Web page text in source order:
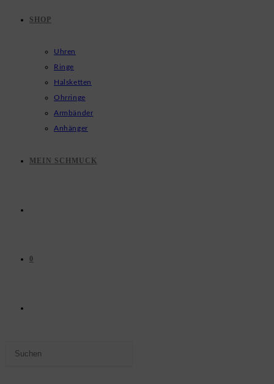
SHOP
Uhren
Ringe
Halsketten
Ohrringe
Armbänder
Anhänger
MEIN SCHMUCK
0
SUCHE